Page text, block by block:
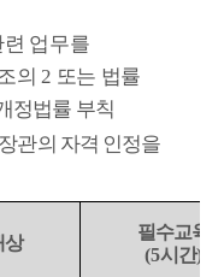
업무를
의2 또는 법률
정법률 부칙
장관의 자격 인정을
상
필수교육
(5시간)